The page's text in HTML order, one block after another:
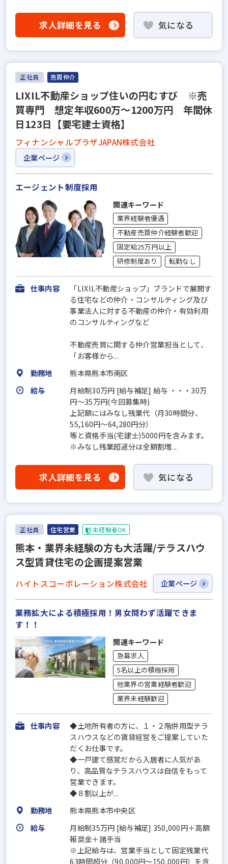
求人詳細を見る 気になる
正社員 売買仲介
LIXIL不動産ショップ住いの円むすび ※売
買専門 想定年収600万～1200万円 年間休
日123日【要宅建士資格】
フィナンシャルプラザJAPAN株式会社
企業ページ
エージェント制度採用
関連キーワード
業界経験者優遇
不動産売買仲介経験者歓迎
固定給25万円以上
研修制度あり
転勤なし
仕事内容
「LIXIL不動産ショップ」ブランドで展開す
る住宅などの仲介・コンサルティング及び
事業法人に対する不動産の仲介・有効利用
のコンサルティングなど
不動産売買に関する仲介営業担当として、
「お客様から...
勤務地
熊本県熊本市南区
給与
月給制30万円 [給与補足] 給与 ・・・30万
円～35万円(今回募集時)
上記額にはみなし残業代（月30時間分、
55,160円～64,280円分）
等と資格手当(宅建士)5000円を含みます。
※みなし残業超過分は全額割増...
求人詳細を見る 気になる
正社員 住宅営業 未経験者OK
熊本・業界未経験の方も大活躍/テラスハウ
ス型賃貸住宅の企画提案営業
ハイトスコーポレーション株式会社 企業ページ
業務拡大による積極採用！男女問わず活躍できま
す！！
関連キーワード
急募求人
5名以上の積極採用
他業界の営業経験者歓迎
業界未経験歓迎
仕事内容
◆土地所有者の方に、１・２階併用型テラ
スハウスなどの賃貸経営をご提案していた
だくお仕事です。
◆一戸建て感覚だから入居者に人気があ
り、高品質なテラスハウスは自信をもって
営業できます。
◆８割以上が...
勤務地
熊本県熊本市中央区
給与
月給制35万円 [給与補足] 350,000円＋高額
報奨金＋諸手当
※上記給与は、営業手当として固定残業代
63時間超分（90,000円〜150,000円）を含